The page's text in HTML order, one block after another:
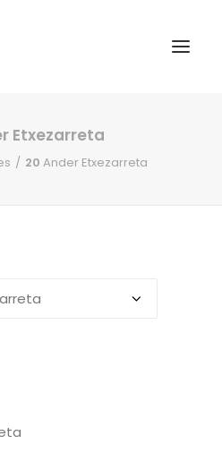
Etxezarreta
20 Ander Etxezarreta